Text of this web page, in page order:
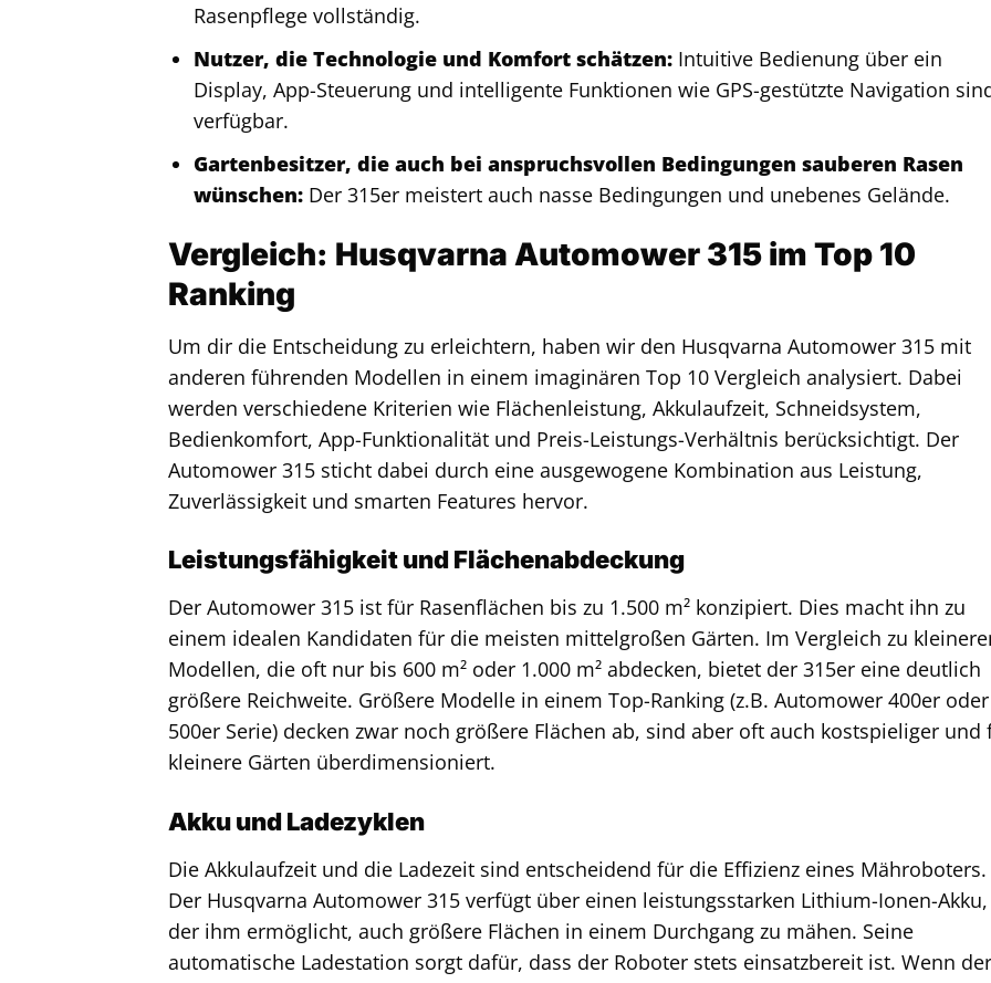
Rasenpflege vollständig.
Nutzer, die Technologie und Komfort schätzen:Intuitive Bedienung über ein
Display, App-Steuerung und intelligente Funktionen wie GPS-gestützte Navigation
verfügbar.
Gartenbesitzer, die auch bei anspruchsvollen Bedingungen sauberen Rasen
wünschen:Der 315er meistert auch nasse Bedingungen und unebenes Gelände.
Vergleich: Husqvarna Automower 315 im Top 10
Ranking
Um dir die Entscheidung zu erleichtern, haben wir den Husqvarna Automower 315 mit
anderen führenden Modellen in einem imaginären Top 10 Vergleich analysiert. Dabei
werden verschiedene Kriterien wie Flächenleistung, Akkulaufzeit, Schneidsystem,
Bedienkomfort, App-Funktionalität und Preis-Leistungs-Verhältnis berücksichtigt. Der
Automower 315 sticht dabei durch eine ausgewogene Kombination aus Leistung,
Zuverlässigkeit und smarten Features hervor.
Leistungsfähigkeit und Flächenabdeckung
Der Automower 315 ist für Rasenflächen bis zu 1.500 m² konzipiert. Dies macht ihn zu
einem idealen Kandidaten für die meisten mittelgroßen Gärten. Im Vergleich zu
Modellen, die oft nur bis 600 m² oder 1.000 m² abdecken, bietet der 315er eine deutlich
größere Reichweite. Größere Modelle in einem Top-Ranking (z.B. Automower 400er oder
500er Serie) decken zwar noch größere Flächen ab, sind aber oft auch kostspieliger und
kleinere Gärten überdimensioniert.
Akku und Ladezyklen
Die Akkulaufzeit und die Ladezeit sind entscheidend für die Effizienz eines Mähroboters.
Der Husqvarna Automower 315 verfügt über einen leistungsstarken Lithium-Ionen-Akku,
der ihm ermöglicht, auch größere Flächen in einem Durchgang zu mähen. Seine
automatische Ladestation sorgt dafür, dass der Roboter stets einsatzbereit ist. Wenn der